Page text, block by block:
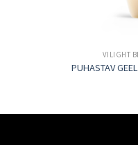
VILIGHT
PUHASTAV